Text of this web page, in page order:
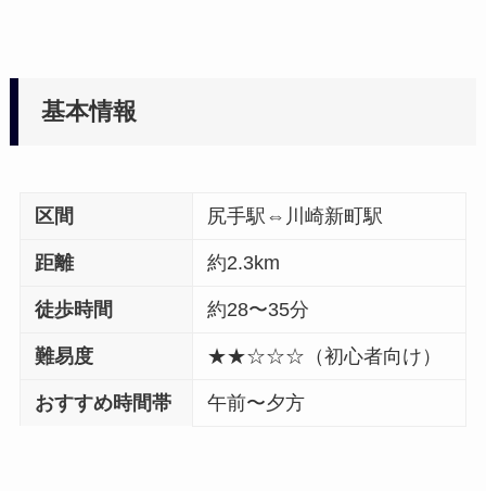
基本情報
区間 尻手駅⇔川崎新町駅
距離 約2.3km
徒歩時間 約28〜35分
難易度 ★★☆☆☆（初心者向け）
おすすめ時間帯 午前〜夕方